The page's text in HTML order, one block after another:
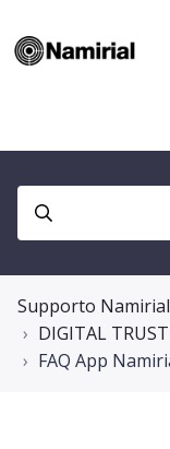
Supporto Namirial
DIGITAL TRUST
FAQ App